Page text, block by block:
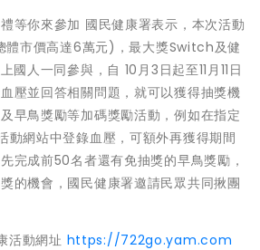
等你來參加 國民健康署表示，本次活動
市價高達6萬元)，最大獎Switch及健
國人一同參與，自 10月3日起至11月11日
壓並回答相關問題，就可以獲得抽獎機
早鳥獎勵等加碼獎勵活動，例如在指定
動網站中登錄血壓，可額外再獲得期間
完成前50名者還有免抽獎的早鳥獎勵，
的機會，國民健康署邀請民眾共同揪團
活動網址 https://722go.yam.com